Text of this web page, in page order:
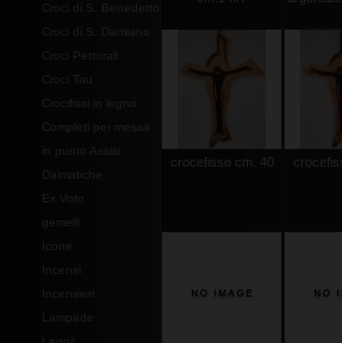
Croci di S. Benedetto
Croci di S. Damiano
Croci Pettorali
Croci Tau
Crocifissi in legno
Completi per messa
in punto Assisi
Dalmatiche
Ex Voto
gemelli
crocefisso cm. 40